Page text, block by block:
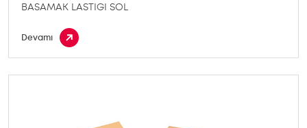
BASAMAK LASTIGI SOL
Devamı